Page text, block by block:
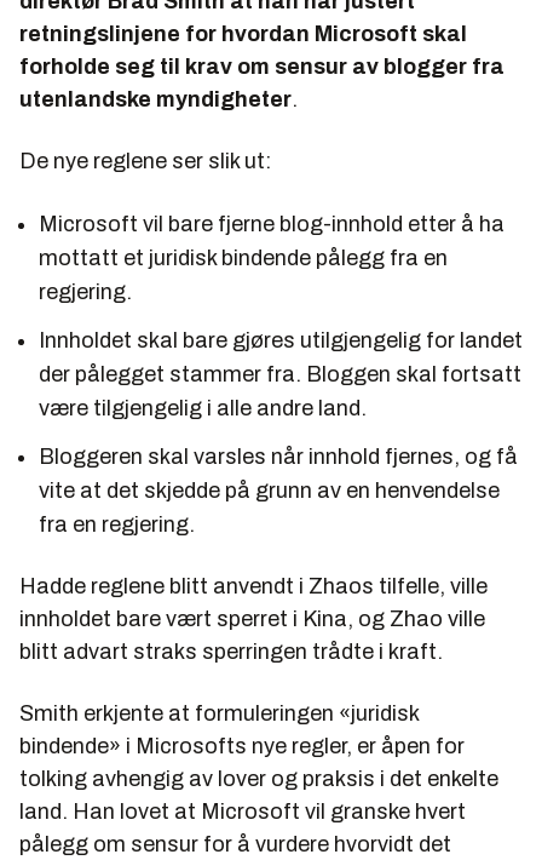
retningslinjene for hvordan Microsoft skal
forholde seg til krav om sensur av blogger fra
utenlandske myndigheter.
De nye reglene ser slik ut:
Microsoft vil bare fjerne blog-innhold etter å ha
mottatt et juridisk bindende pålegg fra en
regjering.
Innholdet skal bare gjøres utilgjengelig for landet
der pålegget stammer fra. Bloggen skal fortsatt
være tilgjengelig i alle andre land.
Bloggeren skal varsles når innhold fjernes, og få
vite at det skjedde på grunn av en henvendelse
fra en regjering.
Hadde reglene blitt anvendt i Zhaos tilfelle, ville
innholdet bare vært sperret i Kina, og Zhao ville
blitt advart straks sperringen trådte i kraft.
Smith erkjente at formuleringen «juridisk
bindende» i Microsofts nye regler, er åpen for
tolking avhengig av lover og praksis i det enkelte
land. Han lovet at Microsoft vil granske hvert
pålegg om sensur for å vurdere hvorvidt det